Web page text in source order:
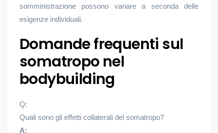
somministrazione possono variare a seconda delle
esigenze individuali.
Domande frequenti sul
somatropo nel
bodybuilding
Q:
Quali sono gli effetti collaterali del somatropo?
A: